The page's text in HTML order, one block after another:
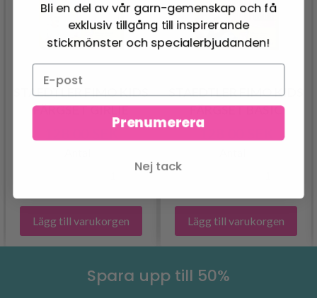
STAEDTLER FIMO KIDS
FÄRGSET GIRLIE
128.00 SEK
Lägg till varukorgen
STAEDTLER FIMO KIDS
FÄRGSET BASIC
128.00 SEK
Lägg till varukorgen
Spara upp till 50%
Bli en del av vår garn-gemenskap och få
exklusiv tillgång till inspirerande
stickmönster och specialerbjudanden!
Prenumerera
Nej tack